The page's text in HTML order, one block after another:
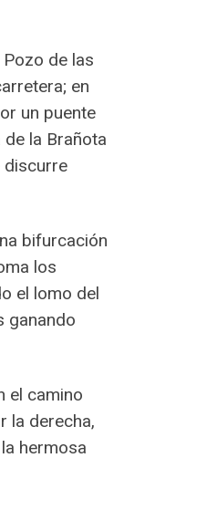
de las
en
un puente
la Brañota
discurre
bifurcación
los
el lomo del
ganando
el camino
la derecha,
hermosa